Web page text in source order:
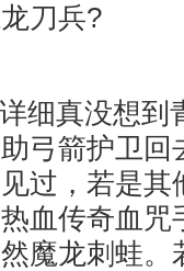
刀兵?
细真没想到
弓箭护卫回
过，若是其
血传奇血咒
魔龙刺蛙。